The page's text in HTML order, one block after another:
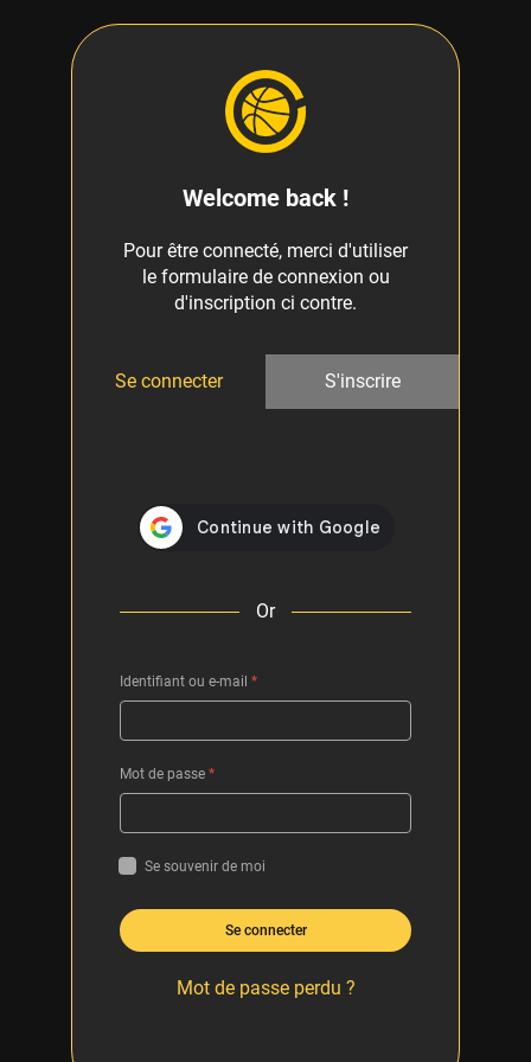
Welcome back !
Pour être connecté, merci d'utiliser
le formulaire de connexion ou
d'inscription ci contre.
Se connecter S'inscrire
Or
Identifiant ou e-mail *
Mot de passe *
Se souvenir de moi
Se connecter
Mot de passe perdu ?